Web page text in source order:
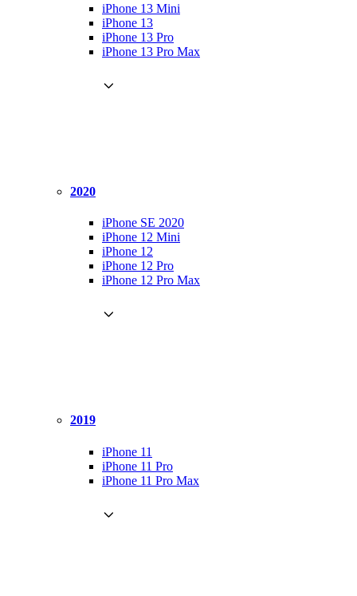
iPhone 13 Mini
iPhone 13
iPhone 13 Pro
iPhone 13 Pro Max
2020
iPhone SE 2020
iPhone 12 Mini
iPhone 12
iPhone 12 Pro
iPhone 12 Pro Max
2019
iPhone 11
iPhone 11 Pro
iPhone 11 Pro Max